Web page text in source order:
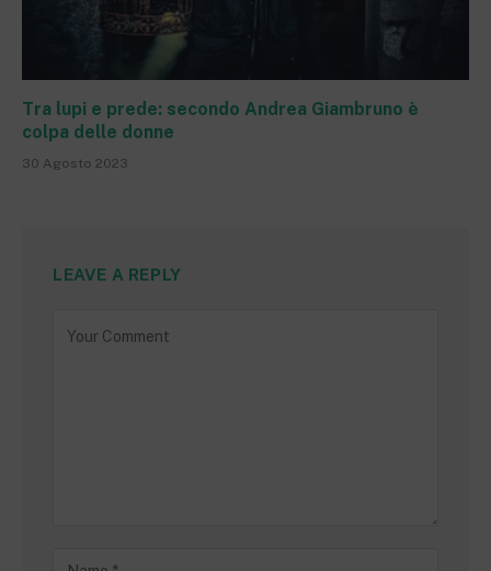
Tra lupi e prede: secondo Andrea Giambruno è
colpa delle donne
30 Agosto 2023
LEAVE A REPLY